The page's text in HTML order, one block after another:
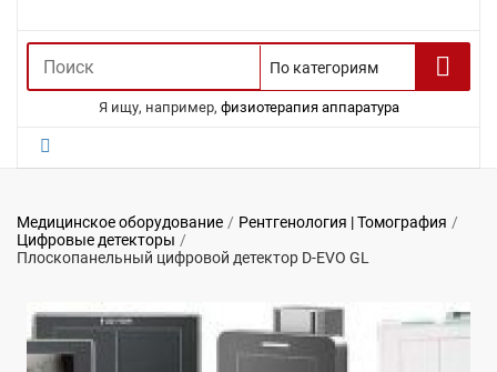
Я ищу, например, физиотерапия аппаратура
Медицинское оборудование
Рентгенология | Томография
Цифровые детекторы
Плоскопанельный цифровой детектор D-EVO GL